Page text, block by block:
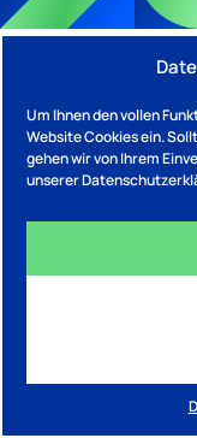
Um Ihnen den vollen
Website Cookies ein.
gehen wir von Ihrem
unserer